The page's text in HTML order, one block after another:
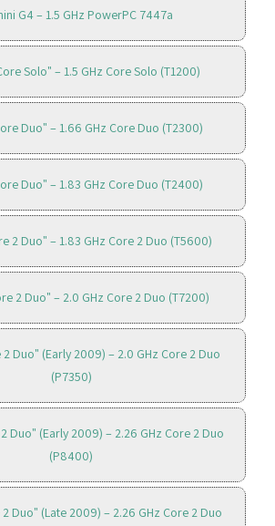
G4 – 1.5 GHz PowerPC 7447a
Solo" – 1.5 GHz Core Solo (T1200)
Duo" – 1.66 GHz Core Duo (T2300)
Duo" – 1.83 GHz Core Duo (T2400)
2 Duo" – 1.83 GHz Core 2 Duo (T5600)
2 Duo" – 2.0 GHz Core 2 Duo (T7200)
Duo" (Early 2009) – 2.0 GHz Core 2 Duo
(P7350)
Duo" (Early 2009) – 2.26 GHz Core 2 Duo
(P8400)
Duo" (Late 2009) – 2.26 GHz Core 2 Duo